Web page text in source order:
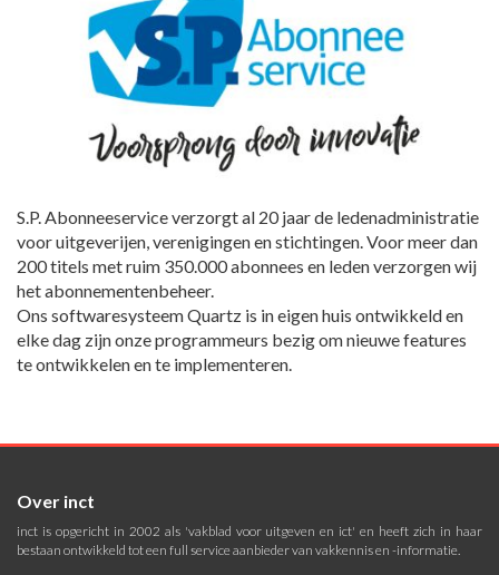
S.P. Abonneeservice verzorgt al 20 jaar de ledenadministratie
voor uitgeverijen, verenigingen en stichtingen. Voor meer dan
200 titels met ruim 350.000 abonnees en leden verzorgen wij
het abonnementenbeheer.
Ons softwaresysteem Quartz is in eigen huis ontwikkeld en
elke dag zijn onze programmeurs bezig om nieuwe features
te ontwikkelen en te implementeren.
Over inct
inct is opgericht in 2002 als 'vakblad voor uitgeven en ict' en heeft zich in haar
bestaan ontwikkeld tot een full service aanbieder van vakkennis en -informatie.